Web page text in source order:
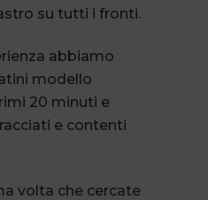
su tutti i fronti.
abbiamo
modello
20 minuti e
e contenti
volta che cercate